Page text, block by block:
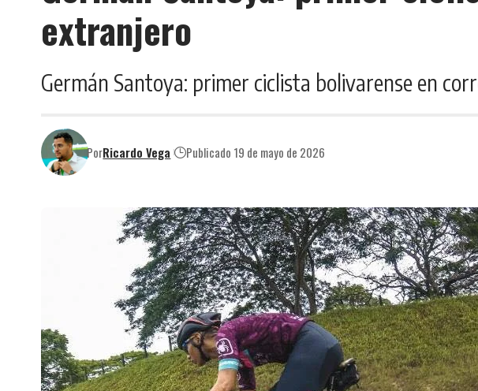
extranjero
Germán Santoya: primer ciclista bolivarense en
PorRicardo Vega Publicado 19 de mayo de 2026